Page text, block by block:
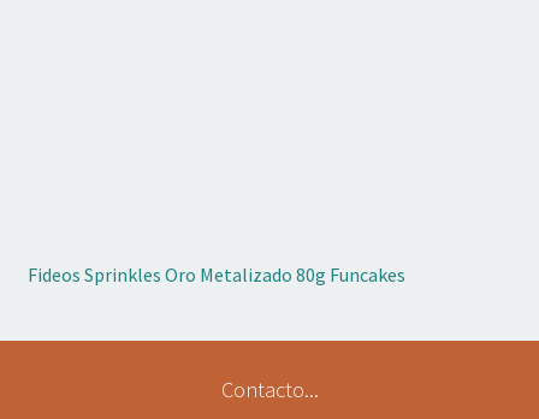
Fideos Sprinkles Oro Metalizado 80g Funcakes
Contacto...